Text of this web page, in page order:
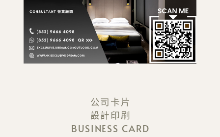
公司卡片
設計印刷
BUSINESS CARD